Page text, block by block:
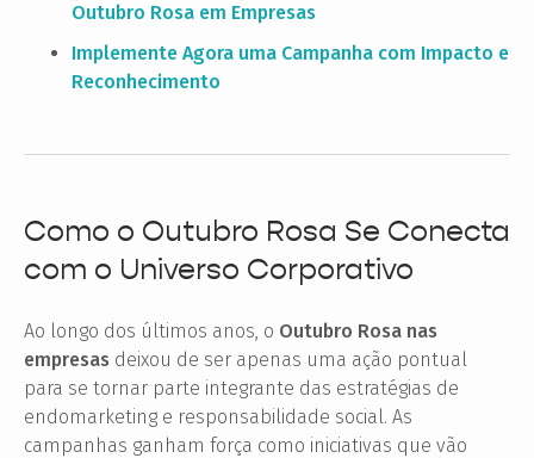
Outubro Rosa em Empresas
Implemente Agora uma Campanha com Impacto e
Reconhecimento
Como o Outubro Rosa Se Conecta
com o Universo Corporativo
Ao longo dos últimos anos, o Outubro Rosa nas
empresas deixou de ser apenas uma ação pontual
para se tornar parte integrante das estratégias de
endomarketing e responsabilidade social. As
campanhas ganham força como iniciativas que vão